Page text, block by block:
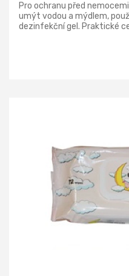
Pro ochranu před
umýt vodou a mýdlem,
dezinfekční gel. Praktické